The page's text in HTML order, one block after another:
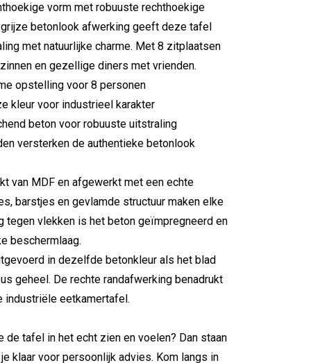
vorm met robuuste rechthoekige
betonlook afwerking geeft deze tafel
met natuurlijke charme. Met 8 zitplaatsen
en gezellige diners met vrienden.
opstelling voor 8 personen
kleur voor industrieel karakter
beton voor robuuste uitstraling
versterken de authentieke betonlook
van MDF en afgewerkt met een echte
barstjes en gevlamde structuur maken elke
tegen vlekken is het beton geïmpregneerd en
beschermlaag.
in dezelfde betonkleur als het blad
geheel. De rechte randafwerking benadrukt
industriële eetkamertafel.
tafel in het echt zien en voelen? Dan staan
klaar voor persoonlijk advies. Kom langs in